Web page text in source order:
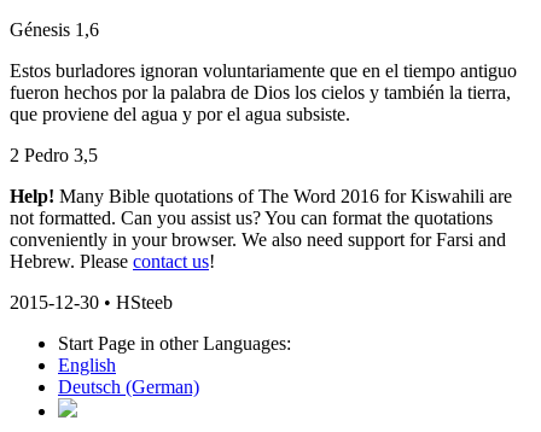
Génesis 1,6
Estos burladores ignoran voluntariamente que en el tiempo antiguo
fueron hechos por la palabra de Dios los cielos y también la tierra,
que proviene del agua y por el agua subsiste.
2 Pedro 3,5
Help! Many Bible quotations of The Word 2016 for Kiswahili are
not formatted. Can you assist us? You can format the quotations
conveniently in your browser. We also need support for Farsi and
Hebrew. Please contact us!
2015-12-30 • HSteeb
Start Page in other Languages:
English
Deutsch (German)